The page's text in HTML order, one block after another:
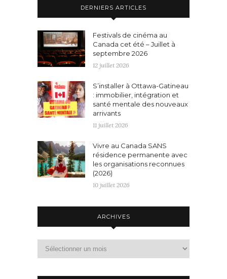
DERNIERS ARTICLES
Festivals de cinéma au
Canada cet été – Juillet à
septembre 2026
12 juillet 2026
S’installer à Ottawa-Gatineau
: immobilier, intégration et
santé mentale des nouveaux
arrivants
11 juillet 2026
Vivre au Canada SANS
résidence permanente avec
les organisations reconnues
(2026)
10 juillet 2026
ARCHIVES